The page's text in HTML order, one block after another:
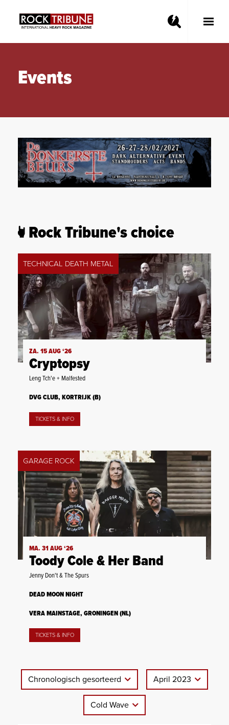
Toggle
Events
Rock Tribune's choice
TECHNICAL DEATH METAL
ZA. 15 AUG ‘26
Cryptopsy
Leng Tch'e + Malfested
DVG CLUB, KORTRIJK (B)
TICKETS & INFO
GARAGE ROCK
MA. 31 AUG ‘26
Toody Cole & Her Band
Jenny Don't & The Spurs
DEAD MOON NIGHT
VERA MAINSTAGE, GRONINGEN (NL)
TICKETS & INFO
Chronologisch gesorteerd April 2023
Cold Wave